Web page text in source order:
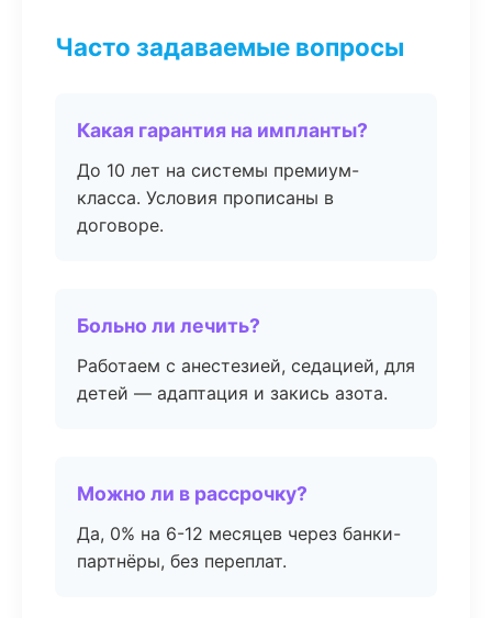
Часто задаваемые вопросы
Какая гарантия на импланты?
До 10 лет на системы премиум-
класса. Условия прописаны в
договоре.
Больно ли лечить?
Работаем с анестезией, седацией, для
детей — адаптация и закись азота.
Можно ли в рассрочку?
Да, 0% на 6-12 месяцев через банки-
партнёры, без переплат.